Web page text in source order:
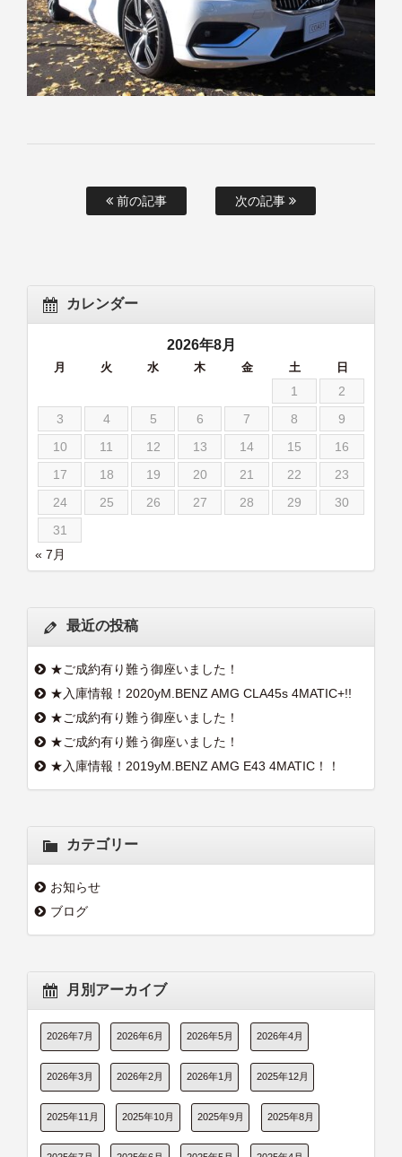
前の記事 次の記事
カレンダー
2026年8月
月 火 水 木 金 土 日
1
2
3
4 5 6 7 8
9
10
11 12 13 14 15
16
17
18 19 20 21 22
23
24
25 26 27 28 29
30
31
« 7月
最近の投稿
★ご成約有り難う御座いました！
★入庫情報！2020yM.BENZ AMG CLA45s 4MATIC+!!
★ご成約有り難う御座いました！
★ご成約有り難う御座いました！
★入庫情報！2019yM.BENZ AMG E43 4MATIC！！
カテゴリー
お知らせ
ブログ
月別アーカイブ
2026年7月 2026年6月 2026年5月 2026年4月
2026年3月 2026年2月 2026年1月 2025年12月
2025年11月 2025年10月 2025年9月 2025年8月